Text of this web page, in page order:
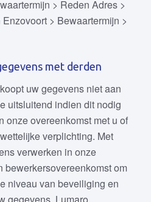
> Reden Adres >
> Bewaartermijn >
met derden
uw gegevens niet aan
uitsluitend indien dit nodig
onze overeenkomst met u of
verplichting. Met
verwerken in onze
bewerkersovereenkomst om
niveau van beveiliging en
gegevens. Lumaro